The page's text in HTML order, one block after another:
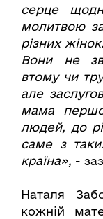
серце
молитвою
різних
Вони не
втому чи
але
мама
людей, до
саме з
країна», -
Наталя
кожній